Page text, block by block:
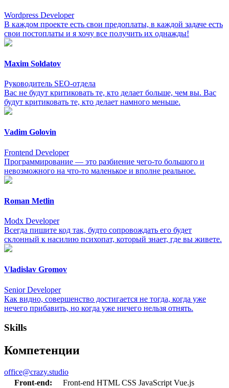
Wordpress Developer
В каждом проекте есть свои предоплаты, в каждой задаче есть
свои постоплаты и я хочу все получить их однажды!
Maxim Soldatov
Руководитель SEO-отдела
Вас не будут критиковать те, кто делает больше, чем вы. Вас
будут критиковать те, кто делает намного меньше.
Vadim Golovin
Frontend Developer
Программирование — это разбиение чего-то большого и
невозможного на что-то маленькое и вполне реальное.
Roman Metlin
Modx Developer
Всегда пишите код так, будто сопровождать его будет
склонный к насилию психопат, который знает, где вы живете.
Vladislav Gromov
Senior Developer
Как видно, совершенство достигается не тогда, когда уже
нечего прибавить, но когда уже ничего нельзя отнять.
Skills
Компетенции
office@crazy.studio
Front-end:
Front-end HTML CSS JavaScript Vue.js